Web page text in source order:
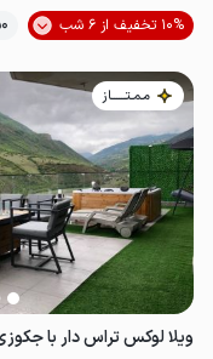
10% تخفیف از 6 شب
50+
مـمـتــــــاز
ویلا لوکس تراس دار با